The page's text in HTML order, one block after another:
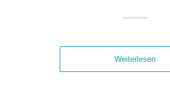
Weiterlesen